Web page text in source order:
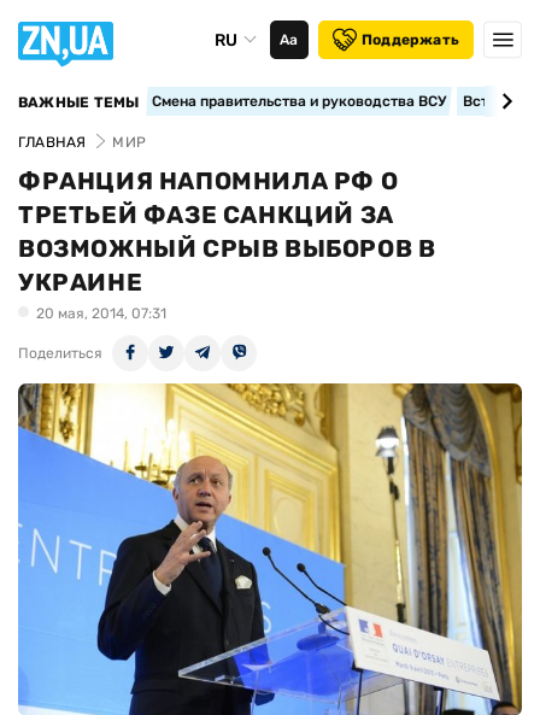
RU Аа Поддержать
ВАЖНЫЕ ТЕМЫ Смена правительства и руководства ВСУ
ГЛАВНАЯ МИР
ФРАНЦИЯ НАПОМНИЛА РФ О
ТРЕТЬЕЙ ФАЗЕ САНКЦИЙ ЗА
ВОЗМОЖНЫЙ СРЫВ ВЫБОРОВ В
УКРАИНЕ
20 мая, 2014, 07:31
Поделиться